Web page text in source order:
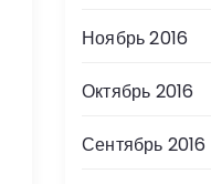
Ноябрь 2016
Октябрь 2016
Сентябрь 2016